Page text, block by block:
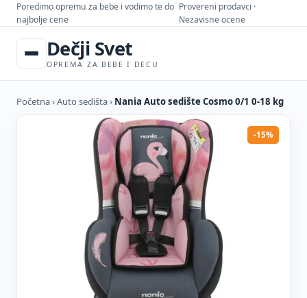
Poredimo opremu za bebe i vodimo te do
najbolje cene
Provereni prodavci ·
Nezavisne ocene
Dečji Svet
OPREMA ZA BEBE I DECU
Početna›Auto sedišta› Nania Auto sedište Cosmo 0/1 0-18 kg
-15%